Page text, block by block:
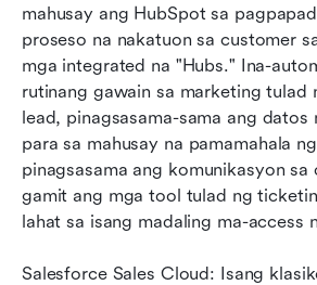
mahusay ang HubSpot sa
proseso na nakatuon sa customer
mga integrated na "Hubs." Ina-
rutinang gawain sa marketing tulad
lead, pinagsasama-sama ang datos
para sa mahusay na pamamahala
pinagsasama ang komunikasyon sa
gamit ang mga tool tulad ng
lahat sa isang madaling ma-access
Salesforce Sales Cloud: Isang